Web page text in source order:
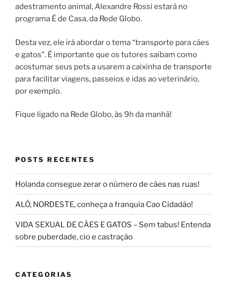
adestramento animal, Alexandre Rossi estará no
programa É de Casa, da Rede Globo.
Desta vez, ele irá abordar o tema “transporte para cães
e gatos”. É importante que os tutores saibam como
acostumar seus pets a usarem a caixinha de transporte
para facilitar viagens, passeios e idas ao veterinário,
por exemplo.
Fique ligado na Rede Globo, às 9h da manhã!
POSTS RECENTES
Holanda consegue zerar o número de cães nas ruas!
ALÔ, NORDESTE, conheça a franquia Cao Cidadão!
VIDA SEXUAL DE CÃES E GATOS – Sem tabus! Entenda
sobre puberdade, cio e castração
CATEGORIAS